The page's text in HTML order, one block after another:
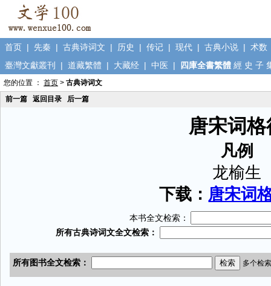
首页 | 先秦 | 古典诗词文 | 历史 | 传记 | 现代 | 古典小说 | 术数
臺灣文獻叢刊
| 道藏繁體 | 大藏经 | 中医 | 四庫全書繁體 經 史 子
您的位置 ： 首页 > 古典诗词文
前一篇
返回目录 后一篇
唐宋词格
凡例
龙榆生
下载： 唐宋词
本书全文检索：